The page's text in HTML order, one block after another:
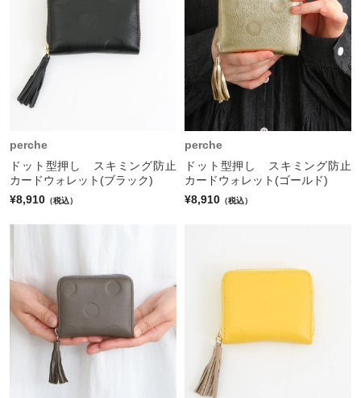
perche
ドット型押し スキミング防止
カードウォレット(ブラック)
¥8,910 （税込）
perche
ドット型押し スキミング防止
カードウォレット(ゴールド)
¥8,910 （税込）